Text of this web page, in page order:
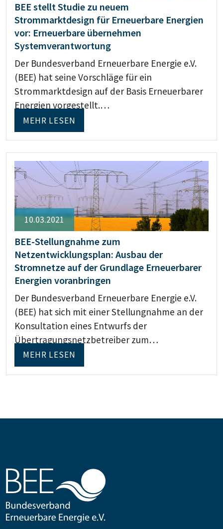
BEE stellt Studie zu neuem
Strommarktdesign für Erneuerbare Energien
vor: Erneuerbare übernehmen
Systemverantwortung
Der Bundesverband Erneuerbare Energie e.V.
(BEE) hat seine Vorschläge für ein
Strommarktdesign auf der Basis Erneuerbarer
Energien vorgestellt.…
MEHR LESEN
10.03.2021
BEE-Stellungnahme zum
Netzentwicklungsplan: Ausbau der
Stromnetze auf der Grundlage Erneuerbarer
Energien voranbringen
Der Bundesverband Erneuerbare Energie e.V.
(BEE) hat sich mit einer Stellungnahme an der
Konsultation eines Entwurfs der
Übertragungsnetzbetreiber zum…
MEHR LESEN